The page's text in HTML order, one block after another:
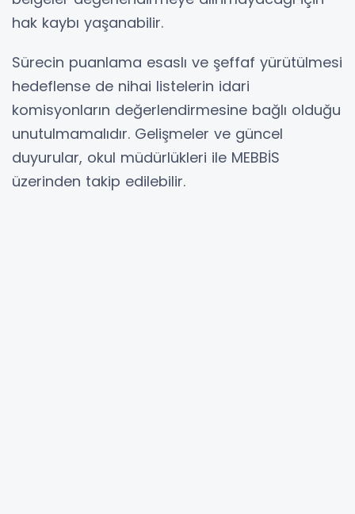
hak kaybı yaşanabilir.
Sürecin puanlama esaslı ve şeffaf yürütülmesi
hedeflense de nihai listelerin idari
komisyonların değerlendirmesine bağlı olduğu
unutulmamalıdır. Gelişmeler ve güncel
duyurular, okul müdürlükleri ile MEBBİS
üzerinden takip edilebilir.